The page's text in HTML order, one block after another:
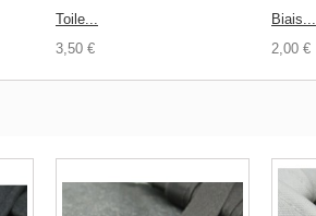
Toile...
3,50 €
Biais...
2,00 €